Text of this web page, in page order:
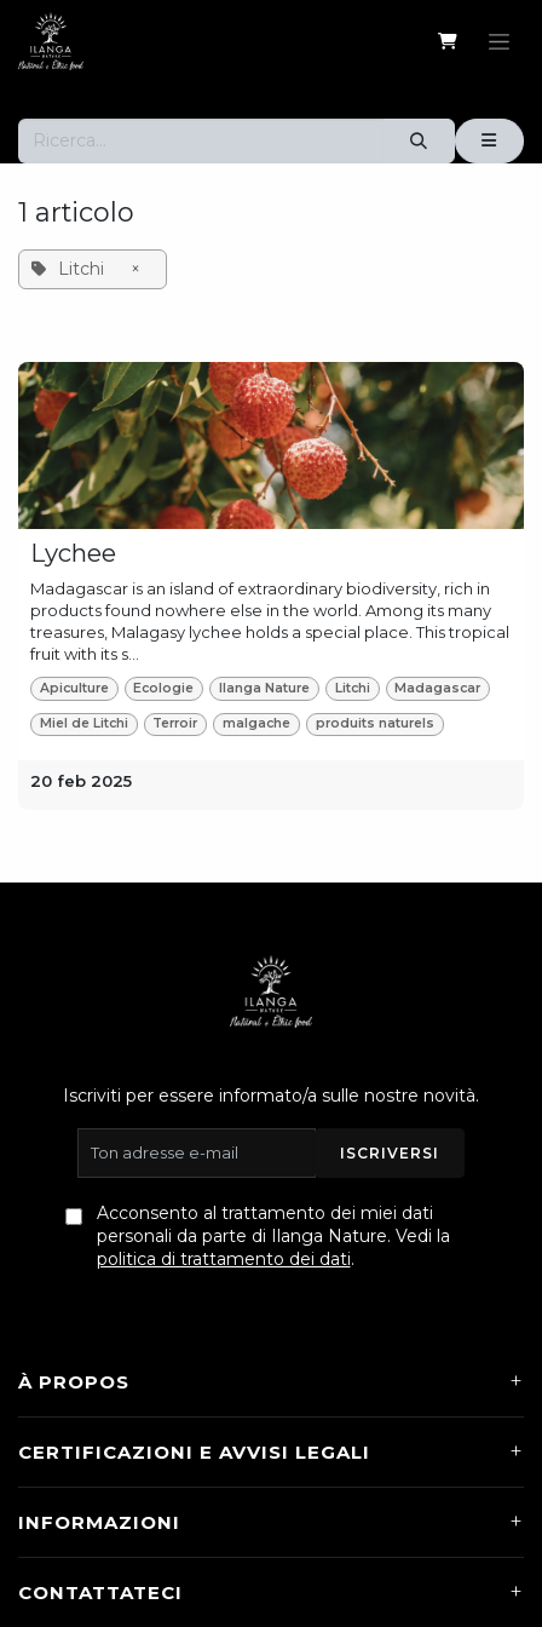
Passa al contenuto
1 articolo
Litchi ×
Lychee
Madagascar is an island of extraordinary biodiversity, rich in
products found nowhere else in the world. Among its many
treasures, Malagasy lychee holds a special place. This tropical
fruit with its s...
Apiculture Ecologie Ilanga Nature Litchi Madagascar
Miel de Litchi Terroir malgache produits naturels
20 feb 2025
Iscriviti per essere informato/a sulle nostre novità.
ISCRIVERSI
Acconsento al trattamento dei miei dati
personali da parte di Ilanga Nature. Vedi la
politica di trattamento dei dati.
À PROPOS
CERTIFICAZIONI E AVVISI LEGALI
INFORMAZIONI
CONTATTATECI